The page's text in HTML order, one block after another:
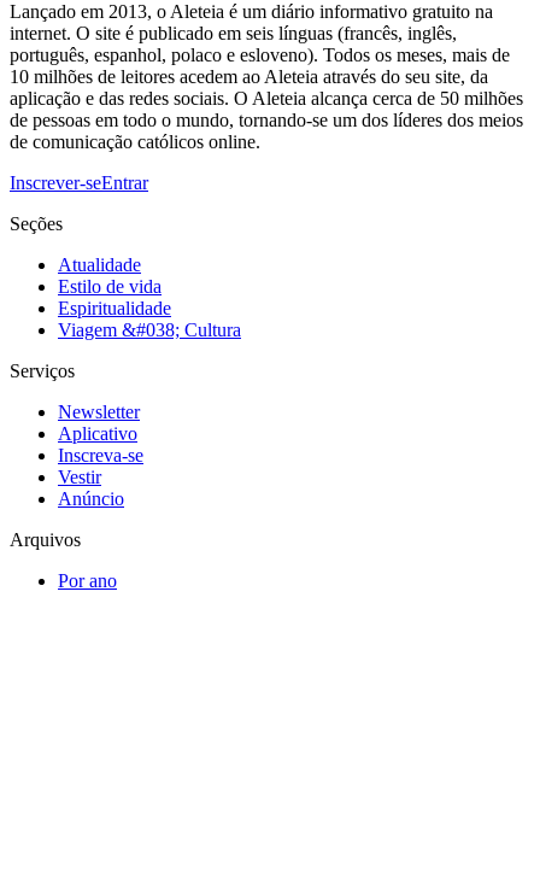
Lançado em 2013, o Aleteia é um diário informativo gratuito na
internet. O site é publicado em seis línguas (francês, inglês,
português, espanhol, polaco e esloveno). Todos os meses, mais de
10 milhões de leitores acedem ao Aleteia através do seu site, da
aplicação e das redes sociais. O Aleteia alcança cerca de 50 milhões
de pessoas em todo o mundo, tornando-se um dos líderes dos meios
de comunicação católicos online.
Inscrever-seEntrar
Seções
Atualidade
Estilo de vida
Espiritualidade
Viagem &#038; Cultura
Serviços
Newsletter
Aplicativo
Inscreva-se
Vestir
Anúncio
Arquivos
Por ano